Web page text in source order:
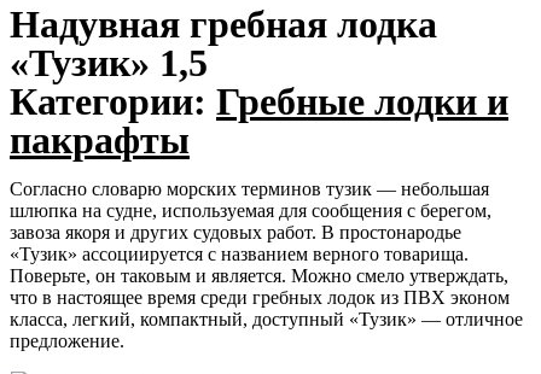
Надувная гребная лодка
«Тузик» 1,5
Категории: Гребные лодки и
пакрафты
Согласно словарю морских терминов тузик — небольшая
шлюпка на судне, используемая для сообщения с берегом,
завоза якоря и других судовых работ. В простонародье
«Тузик» ассоциируется с названием верного товарища.
Поверьте, он таковым и является. Можно смело утверждать,
что в настоящее время среди гребных лодок из ПВХ эконом
класса, легкий, компактный, доступный «Тузик» — отличное
предложение.